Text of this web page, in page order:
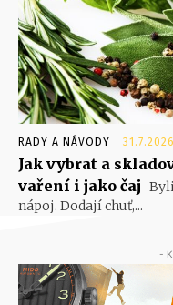
RADY A NÁVODY 31.7.2026
Jak vybrat a
vaření i jako čaj
nápoj. Dodají chuť,...
-